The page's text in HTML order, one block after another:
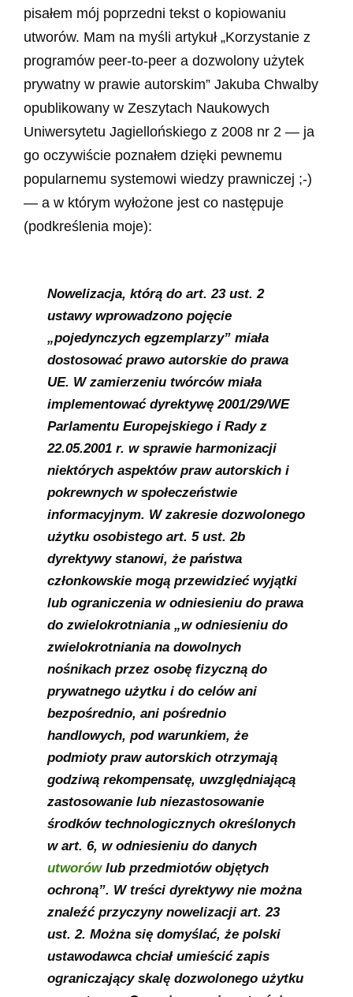
pisałem mój poprzedni tekst o kopiowaniu
utworów. Mam na myśli artykuł „Korzystanie z
programów peer-to-peer a dozwolony użytek
prywatny w prawie autorskim” Jakuba Chwalby
opublikowany w Zeszytach Naukowych
Uniwersytetu Jagiellońskiego z 2008 nr 2 — ja
go oczywiście poznałem dzięki pewnemu
popularnemu systemowi wiedzy prawniczej ;-)
— a w którym wyłożone jest co następuje
(podkreślenia moje):
Nowelizacja, którą do art. 23 ust. 2
ustawy wprowadzono pojęcie
„pojedynczych egzemplarzy” miała
dostosować prawo autorskie do prawa
UE. W zamierzeniu twórców miała
implementować dyrektywę 2001/29/WE
Parlamentu Europejskiego i Rady z
22.05.2001 r. w sprawie harmonizacji
niektórych aspektów praw autorskich i
pokrewnych w społeczeństwie
informacyjnym. W zakresie dozwolonego
użytku osobistego art. 5 ust. 2b
dyrektywy stanowi, że państwa
członkowskie mogą przewidzieć wyjątki
lub ograniczenia w odniesieniu do prawa
do zwielokrotniania „w odniesieniu do
zwielokrotniania na dowolnych
nośnikach przez osobę fizyczną do
prywatnego użytku i do celów ani
bezpośrednio, ani pośrednio
handlowych, pod warunkiem, że
podmioty praw autorskich otrzymają
godziwą rekompensatę, uwzględniającą
zastosowanie lub niezastosowanie
środków technologicznych określonych
w art. 6, w odniesieniu do danych
utworówlub przedmiotów objętych
ochroną”. W treści dyrektywy nie można
znaleźć przyczyny nowelizacji art. 23
ust. 2. Można się domyślać, że polski
ustawodawca chciał umieścić zapis
ograniczający skalę dozwolonego użytku